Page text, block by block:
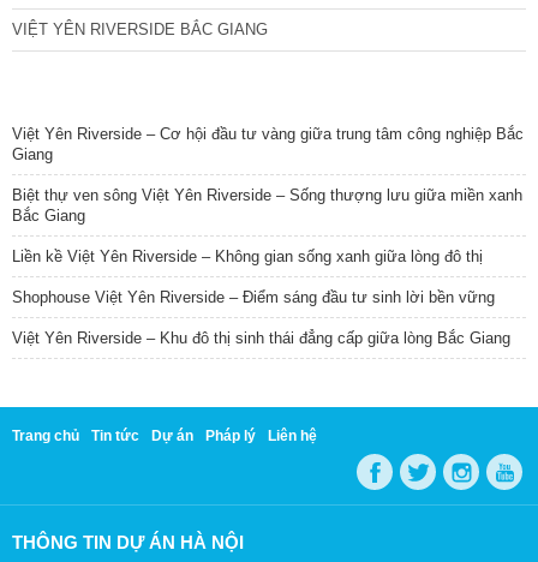
VIỆT YÊN RIVERSIDE BẮC GIANG
Việt Yên Riverside – Cơ hội đầu tư vàng giữa trung tâm công nghiệp Bắc
Giang
Biệt thự ven sông Việt Yên Riverside – Sống thượng lưu giữa miền xanh
Bắc Giang
Liền kề Việt Yên Riverside – Không gian sống xanh giữa lòng đô thị
Shophouse Việt Yên Riverside – Điểm sáng đầu tư sinh lời bền vững
Việt Yên Riverside – Khu đô thị sinh thái đẳng cấp giữa lòng Bắc Giang
Trang chủ Tin tức Dự án Pháp lý Liên hệ
THÔNG TIN DỰ ÁN HÀ NỘI